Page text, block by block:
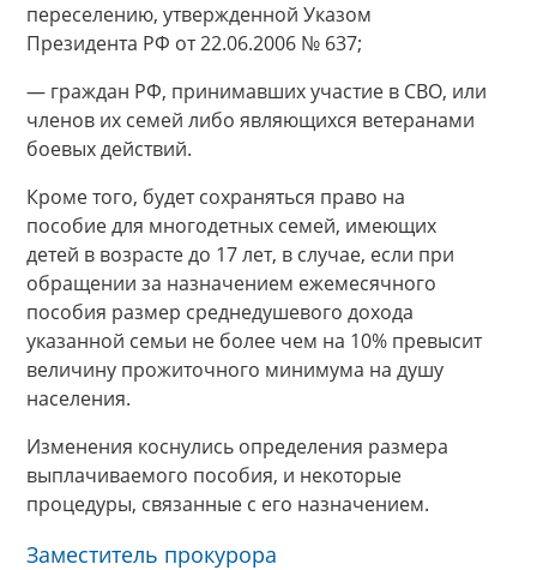
переселению, утвержденной Указом
Президента РФ от 22.06.2006 № 637;
— граждан РФ, принимавших участие в СВО, или
членов их семей либо являющихся ветеранами
боевых действий.
Кроме того, будет сохраняться право на
пособие для многодетных семей, имеющих
детей в возрасте до 17 лет, в случае, если при
обращении за назначением ежемесячного
пособия размер среднедушевого дохода
указанной семьи не более чем на 10% превысит
величину прожиточного минимума на душу
населения.
Изменения коснулись определения размера
выплачиваемого пособия, и некоторые
процедуры, связанные с его назначением.
Заместитель прокурора